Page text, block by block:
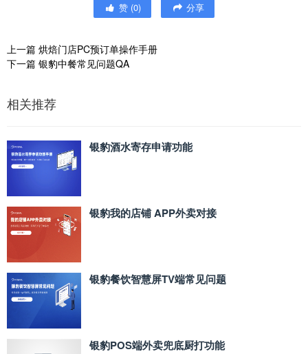
赞 (0) 分享
上一篇 烘焙门店PC预订单操作手册
下一篇 银豹中餐常见问题QA
相关推荐
银豹酒水寄存申请功能
银豹我的店铺 APP外卖对接
银豹餐饮智慧屏TV端常见问题
银豹POS端外卖兜底厨打功能